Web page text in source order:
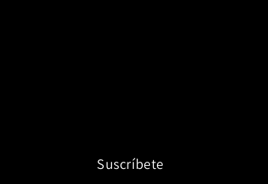
Suscríbete